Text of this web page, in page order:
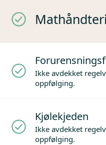
Ikke avdekket
oppfølging.
Kjølekjeden
Ikke avdekket
oppfølging.